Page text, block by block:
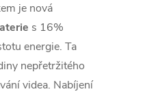
je nová
s 16%
energie. Ta
nepřetržitého
videa. Nabíjení